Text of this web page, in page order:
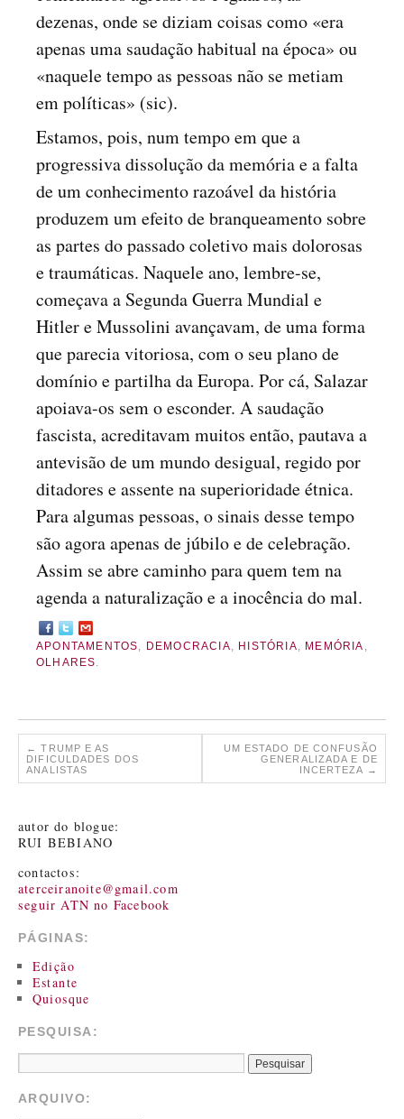
dezenas, onde se diziam coisas como «era
apenas uma saudação habitual na época» ou
«naquele tempo as pessoas não se metiam
em políticas» (sic).
Estamos, pois, num tempo em que a
progressiva dissolução da memória e a falta
de um conhecimento razoável da história
produzem um efeito de branqueamento sobre
as partes do passado coletivo mais dolorosas
e traumáticas. Naquele ano, lembre-se,
começava a Segunda Guerra Mundial e
Hitler e Mussolini avançavam, de uma forma
que parecia vitoriosa, com o seu plano de
domínio e partilha da Europa. Por cá, Salazar
apoiava-os sem o esconder. A saudação
fascista, acreditavam muitos então, pautava a
antevisão de um mundo desigual, regido por
ditadores e assente na superioridade étnica.
Para algumas pessoas, o sinais desse tempo
são agora apenas de júbilo e de celebração.
Assim se abre caminho para quem tem na
agenda a naturalização e a inocência do mal.
APONTAMENTOS, DEMOCRACIA, HISTÓRIA, MEMÓRIA ,
OLHARES.
← TRUMP E AS
DIFICULDADES DOS
ANALISTAS
UM ESTADO DE CONFUSÃO
GENERALIZADA E DE
INCERTEZA →
autor do blogue:
RUI BEBIANO
contactos:
aterceiranoite@gmail.com
seguir ATN no Facebook
PÁGINAS:
Edição
Estante
Quiosque
PESQUISA:
ARQUIVO: